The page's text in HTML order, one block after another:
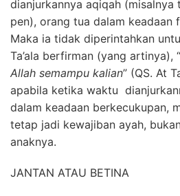
dianjurkannya aqiqah (misalnya
pen), orang tua dalam keadaan
Maka ia tidak diperintahkan
Ta’ala berfirman (yang artinya), “
Allah semampu kalian” (QS. At
apabila ketika waktu
dalam keadaan berkecukupan,
tetap jadi kewajiban ayah,
anaknya.
JANTAN ATAU BETINA